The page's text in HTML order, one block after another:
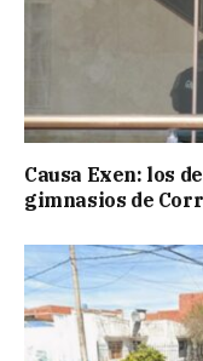
Causa Exen: los
gimnasios de